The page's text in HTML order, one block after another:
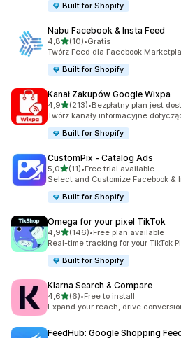
Built for Shopify
Nabu Facebook & Insta Feed
4,8na 5 gwiazdek
(10)
Łączna liczba recenzji: 10
•Gratis
Twórz Feed dla Facebook
Built for Shopify
Kanał Zakupów Google Wixpa
4,9na 5 gwiazdek
(213)
Łączna liczba recenzji: 213
•Bezpłatny plan jest
Twórz kanały informacyjne
Built for Shopify
CustomPix ‑ Catalog Ads
5,0na 5 gwiazdek
(11)
Łączna liczba recenzji: 11
•Free trial available
Select and Customize Facebook &
Built for Shopify
Omega for your pixel TikTok
4,9na 5 gwiazdek
(146)
Łączna liczba recenzji: 146
•Free plan available
Real-time tracking for your TikTok
Built for Shopify
Klarna Search & Compare
4,6na 5 gwiazdek
(6)
Łączna liczba recenzji: 6
•Free to install
Expand your reach, drive
FeedHub: Google Shopping